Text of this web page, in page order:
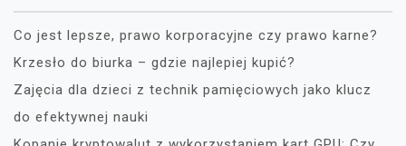
Co jest lepsze, prawo korporacyjne czy prawo karne?
Krzesło do biurka – gdzie najlepiej kupić?
Zajęcia dla dzieci z technik pamięciowych jako klucz
do efektywnej nauki